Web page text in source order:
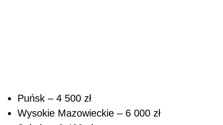
Puńsk – 4 500 zł
Wysokie Mazowieckie – 6 000 zł